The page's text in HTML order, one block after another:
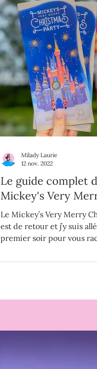
Activités en famille
Le guide complet
Mickey's Very
Christmas Party
Le Mickey’s Very Merry
est de retour et j’y suis
premier soir pour vous
Milady Laurie
12 nov. 2022